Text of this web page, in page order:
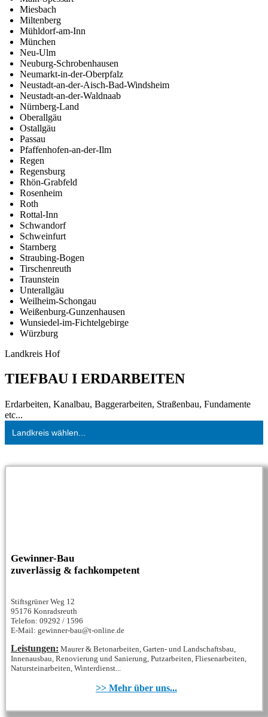
Miesbach
Miltenberg
Mühldorf-am-Inn
München
Neu-Ulm
Neuburg-Schrobenhausen
Neumarkt-in-der-Oberpfalz
Neustadt-an-der-Aisch-Bad-Windsheim
Neustadt-an-der-Waldnaab
Nürnberg-Land
Oberallgäu
Ostallgäu
Passau
Pfaffenhofen-an-der-Ilm
Regen
Regensburg
Rhön-Grabfeld
Rosenheim
Roth
Rottal-Inn
Schwandorf
Schweinfurt
Starnberg
Straubing-Bogen
Tirschenreuth
Traunstein
Unterallgäu
Weilheim-Schongau
Weißenburg-Gunzenhausen
Wunsiedel-im-Fichtelgebirge
Würzburg
Landkreis Hof
TIEFBAU I ERDARBEITEN
Erdarbeiten, Kanalbau, Baggerarbeiten, Straßenbau, Fundamente
etc...
Landkreis wählen...
Gewinner-Bau
zuverlässig & fachkompetent
Stiftsgrüner Weg 12
95176 Konradsreuth
Telefon: 09292 / 1596
E-Mail: gewinner-bau@t-online.de
Leistungen: Maurer & Betonarbeiten, Garten- und Landschaftsbau,
Innenausbau, Renovierung und Sanierung, Putzarbeiten, Fliesenarbeiten,
Natursteinarbeiten, Winterdienst...
>> Mehr über uns...